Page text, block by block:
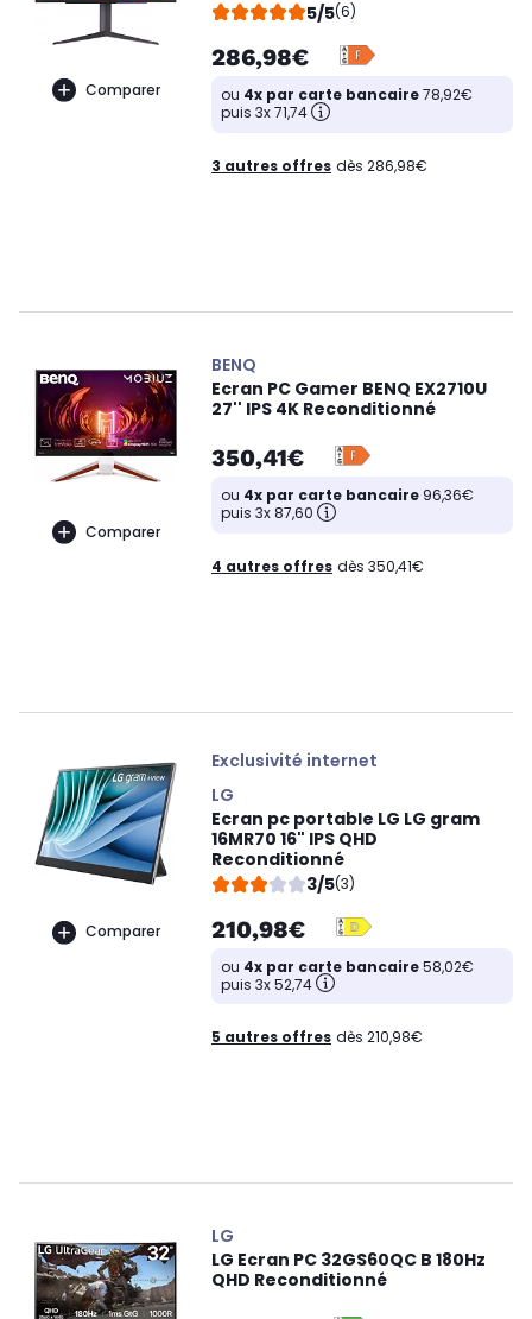
Comparer
5/5(6)
286,98€
ou 4x par carte bancaire78,92€
puis 3x 71,74
3 autres offres dès 286,98€
Comparer
BENQ
Ecran PC Gamer BENQ EX2710U
27'' IPS 4K Reconditionné
350,41€
ou 4x par carte bancaire 96,36€
puis 3x 87,60
4 autres offres dès 350,41€
Comparer
Exclusivité internet
LG
Ecran pc portable LG LG gram
16MR70 16" IPS QHD
Reconditionné
3/5(3)
210,98€
ou 4x par carte bancaire58,02€
puis 3x 52,74
5 autres offres dès 210,98€
LG
LG Ecran PC 32GS60QC B 180Hz
QHD Reconditionné